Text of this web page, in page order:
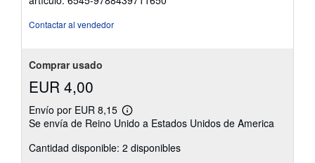
Contactar al vendedor
Comprar usado
EUR 4,00
Envío por EUR 8,15
Más
información
las
tarifas
Se envía de Reino Unido a Estados Unidos de America
Cantidad disponible: 2 disponibles